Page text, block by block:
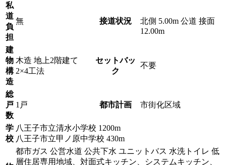
私
道
負
担
無 接道状況
北側 5.00m 公道 接面
12.00m
建
物
構
造
木造 地上2階建て
2×4工法
セットバッ
ク
不要
総
戸
数
1戸 都市計画 市街化区域
学
校
八王子市立清水小学校 1200m
八王子市立甲ノ原中学校 430m
都市ガス 公営水道 公共下水 ユニットバス 水洗トイレ 低
層住居専用地域、対面式キッチン、システムキッチン、